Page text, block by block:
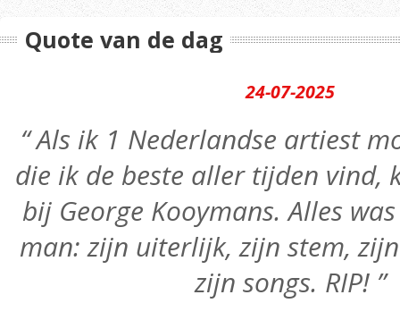
Quote van de dag
24-07-2025
“ Als ik 1 Nederlandse artiest
die ik de beste aller tijden vind,
bij George Kooymans. Alles
man: zijn uiterlijk, zijn stem,
zijn songs. RIP! ”